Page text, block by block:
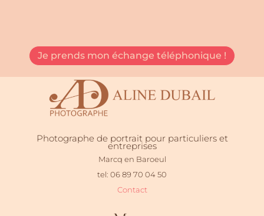
Je prends mon échange téléphonique !
Photographe de portrait pour particuliers et
entreprises
Marcq en Baroeul
tel: 06 89 70 04 50
Contact